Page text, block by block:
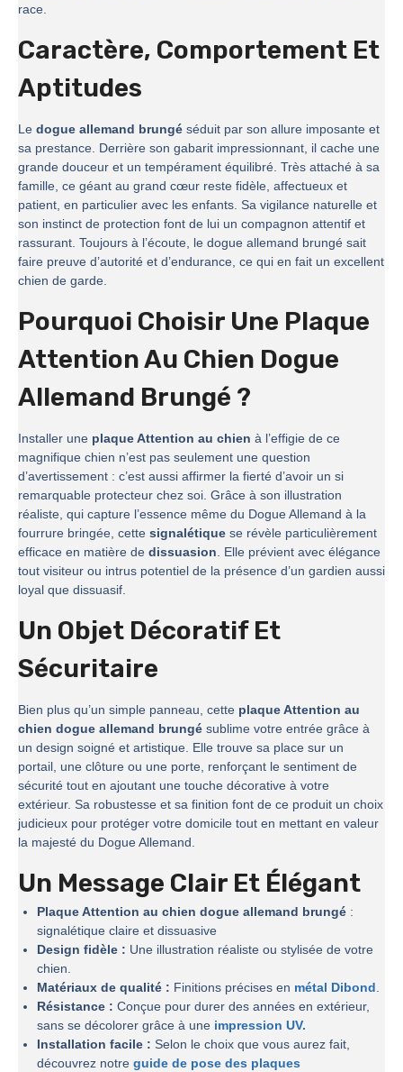
race.
Caractère, Comportement Et
Aptitudes
Le dogue allemand brungé séduit par son allure imposante et
sa prestance. Derrière son gabarit impressionnant, il cache une
grande douceur et un tempérament équilibré. Très attaché à sa
famille, ce géant au grand cœur reste fidèle, affectueux et
patient, en particulier avec les enfants. Sa vigilance naturelle et
son instinct de protection font de lui un compagnon attentif et
rassurant. Toujours à l’écoute, le dogue allemand brungé sait
faire preuve d’autorité et d’endurance, ce qui en fait un excellent
chien de garde.
Pourquoi Choisir Une Plaque
Attention Au Chien Dogue
Allemand Brungé ?
Installer une plaque Attention au chien à l’effigie de ce
magnifique chien n’est pas seulement une question
d’avertissement : c’est aussi affirmer la fierté d’avoir un si
remarquable protecteur chez soi. Grâce à son illustration
réaliste, qui capture l’essence même du Dogue Allemand à la
fourrure bringée, cette signalétique se révèle particulièrement
efficace en matière de dissuasion. Elle prévient avec élégance
tout visiteur ou intrus potentiel de la présence d’un gardien aussi
loyal que dissuasif.
Un Objet Décoratif Et
Sécuritaire
Bien plus qu’un simple panneau, cette plaque Attention au
chien dogue allemand brungé sublime votre entrée grâce à
un design soigné et artistique. Elle trouve sa place sur un
portail, une clôture ou une porte, renforçant le sentiment de
sécurité tout en ajoutant une touche décorative à votre
extérieur. Sa robustesse et sa finition font de ce produit un choix
judicieux pour protéger votre domicile tout en mettant en valeur
la majesté du Dogue Allemand.
Un Message Clair Et Élégant
Plaque Attention au chien dogue allemand brungé :
signalétique claire et dissuasive
Design fidèle : Une illustration réaliste ou stylisée de votre
chien.
Matériaux de qualité : Finitions précises en métal Dibond.
Résistance : Conçue pour durer des années en extérieur,
sans se décolorer grâce à une impression UV.
Installation facile : Selon le choix que vous aurez fait,
découvrez notre guide de pose des plaques